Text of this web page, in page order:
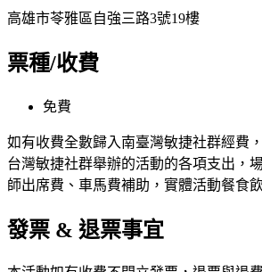
高雄市苓雅區自強三路3號19樓
票種/收費
免費
如有收費全數歸入南臺灣敏捷社群經費
台灣敏捷社群舉辦的活動的各項支出，
師出席費、車馬費補助，實體活動餐食
發票 & 退票事宜